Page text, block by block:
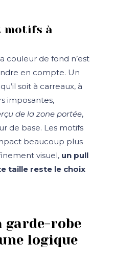
motifs à
couleur de fond n’est
en compte. Un
soit à carreaux, à
imposantes,
de la zone portée,
de base. Les motifs
beaucoup plus
visuel, un pull
taille reste le choix
garde-robe
logique